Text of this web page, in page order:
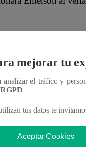
con los talentos,
mejorar tu
analizar el tráfico y
RGPD.
tus datos te
Aceptar Cookies